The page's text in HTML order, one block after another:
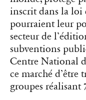
inscrit dans la
pourraient leur
secteur de
subventions
Centre National
ce marché d’être
groupes réalisant